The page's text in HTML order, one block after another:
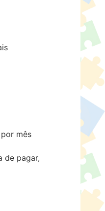
mês
de pagar,